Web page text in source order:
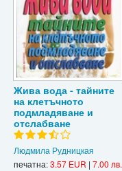
Жива вода - тайните
на клетъчното
подмладяване и
отслабване
Людмила Рудницкая
печатна:3.57 EUR | 7.00 лв.